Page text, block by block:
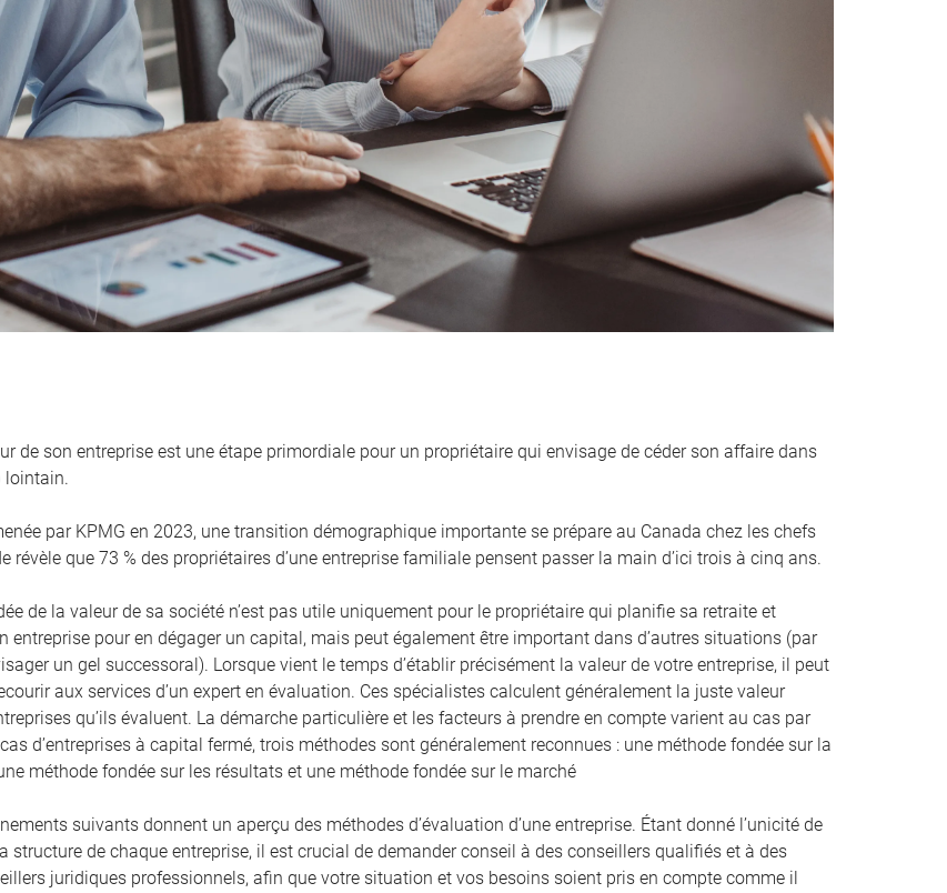
de son entreprise est une étape primordiale pour un propriétaire qui envisage de céder son affaire dans
lointain.
par KPMG en 2023, une transition démographique importante se prépare au Canada chez les chefs
révèle que 73 % des propriétaires d’une entreprise familiale pensent passer la main d’ici trois à cinq ans.
de la valeur de sa société n’est pas utile uniquement pour le propriétaire qui planifie sa retraite et
entreprise pour en dégager un capital, mais peut également être important dans d’autres situations (par
un gel successoral). Lorsque vient le temps d’établir précisément la valeur de votre entreprise, il peut
aux services d’un expert en évaluation. Ces spécialistes calculent généralement la juste valeur
qu’ils évaluent. La démarche particulière et les facteurs à prendre en compte varient au cas par
d’entreprises à capital fermé, trois méthodes sont généralement reconnues : une méthode fondée sur la
méthode fondée sur les résultats et une méthode fondée sur le marché
suivants donnent un aperçu des méthodes d’évaluation d’une entreprise. Étant donné l’unicité de
structure de chaque entreprise, il est crucial de demander conseil à des conseillers qualifiés et à des
juridiques professionnels, afin que votre situation et vos besoins soient pris en compte comme il